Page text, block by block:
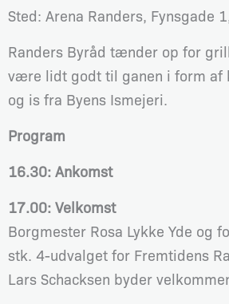
Sted: Arena Randers, Fynsgade
Randers Byråd tænder op for
være lidt godt til ganen i form af
og is fra Byens Ismejeri.
Program
16.30: Ankomst
17.00: Velkomst
Borgmester Rosa Lykke Yde og
stk. 4-udvalget for Fremtidens
Lars Schacksen byder